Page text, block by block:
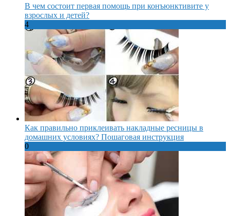
В чем состоит первая помощь при конъюнктивите у
взрослых и детей?
4
Как правильно приклеивать накладные ресницы в
домашних условиях? Пошаговая инструкция
0